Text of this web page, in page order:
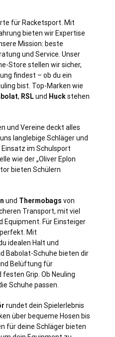
für Racketsport. Mit
bieten wir Expertise
Mission: beste
und Service. Unser
Store stellen wir sicher,
findest – ob du ein
bist. Top-Marken wie
, RSLund Huckstehen
und Vereine deckt alles
langlebige Schläger und
im Schulsport
wie der „Oliver Eplon
bieten Schülern
und Thermobags von
Transport, mit viel
Equipment. Für Einsteiger
Mit
idealen Halt und
Babolat-Schuhe bieten dir
Belüftung für
Grip. Ob Neuling
Schuhe passen.
rundet dein Spielerlebnis
über bequeme Hosen bis
für deine Schläger bieten